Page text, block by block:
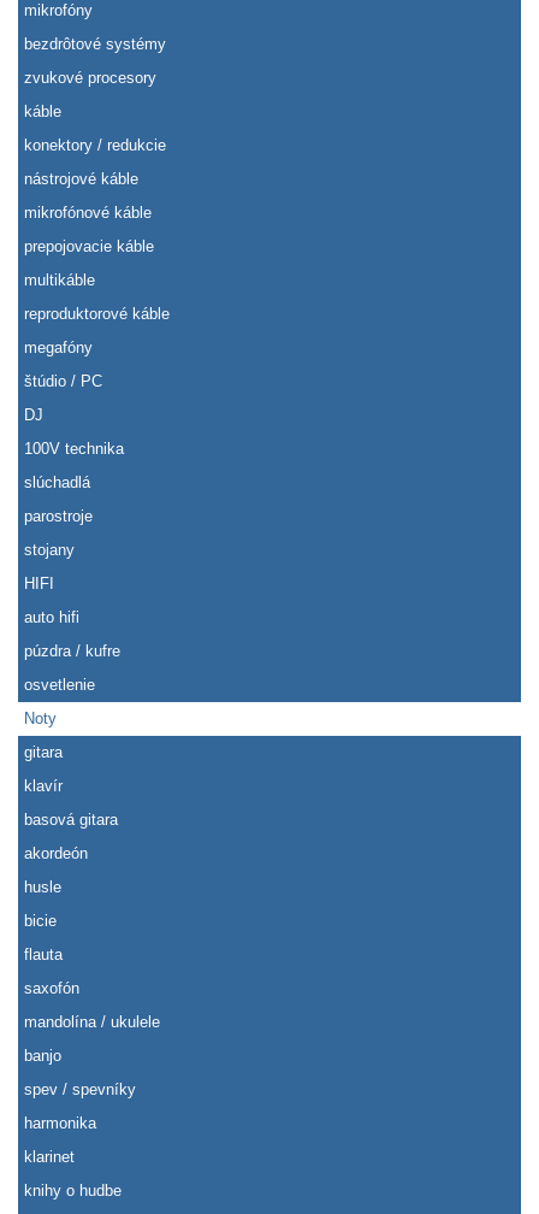
mikrofóny
bezdrôtové systémy
zvukové procesory
káble
konektory / redukcie
nástrojové káble
mikrofónové káble
prepojovacie káble
multikáble
reproduktorové káble
megafóny
štúdio / PC
DJ
100V technika
slúchadlá
parostroje
stojany
HIFI
auto hifi
púzdra / kufre
osvetlenie
Noty
gitara
klavír
basová gitara
akordeón
husle
bicie
flauta
saxofón
mandolína / ukulele
banjo
spev / spevníky
harmonika
klarinet
knihy o hudbe